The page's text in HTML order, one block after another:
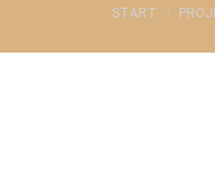
Sie befinden
START